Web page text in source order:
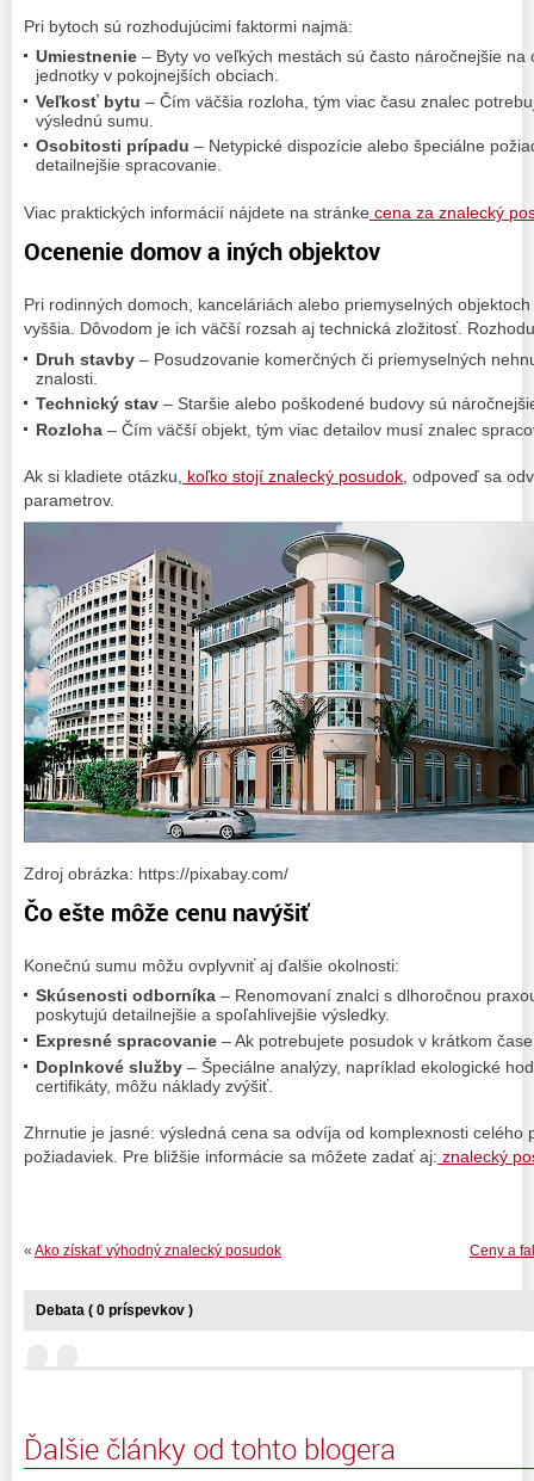
Pri bytoch sú rozhodujúcimi faktormi najmä:
Umiestnenie – Byty vo veľkých mestách sú často náročnejšie na
jednotky v pokojnejších obciach.
Veľkosť bytu – Čím väčšia rozloha, tým viac času znalec
výslednú sumu.
Osobitosti prípadu – Netypické dispozície alebo špeciálne
detailnejšie spracovanie.
Viac praktických informácií nájdete na stránke cena za znalecký
Ocenenie domov a iných objektov
Pri rodinných domoch, kanceláriách alebo priemyselných
vyššia. Dôvodom je ich väčší rozsah aj technická zložitosť.
Druh stavby – Posudzovanie komerčných či priemyselných
znalosti.
Technický stav – Staršie alebo poškodené budovy sú
Rozloha – Čím väčší objekt, tým viac detailov musí znalec
Ak si kladiete otázku, koľko stojí znalecký posudok, odpoveď sa
parametrov.
Zdroj obrázka: https://pixabay.com/
Čo ešte môže cenu navýšiť
Konečnú sumu môžu ovplyvniť aj ďalšie okolnosti:
Skúsenosti odborníka – Renomovaní znalci s dlhoročnou
poskytujú detailnejšie a spoľahlivejšie výsledky.
Expresné spracovanie – Ak potrebujete posudok v krátkom
Doplnkové služby – Špeciálne analýzy, napríklad ekologické
certifikáty, môžu náklady zvýšiť.
Zhrnutie je jasné: výsledná cena sa odvíja od komplexnosti celého
požiadaviek. Pre bližšie informácie sa môžete zadať aj: znalecký
Ceny a
« Ako získať výhodný znalecký posudok
Debata ( 0 príspevkov )
Ďalšie články od tohto blogera